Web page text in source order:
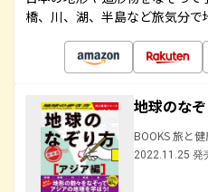
橋、川、湖、半島など旅気分で
地球のな
BOOKS 旅と
2022.11.25 発